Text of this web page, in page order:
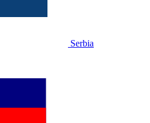
Serbia